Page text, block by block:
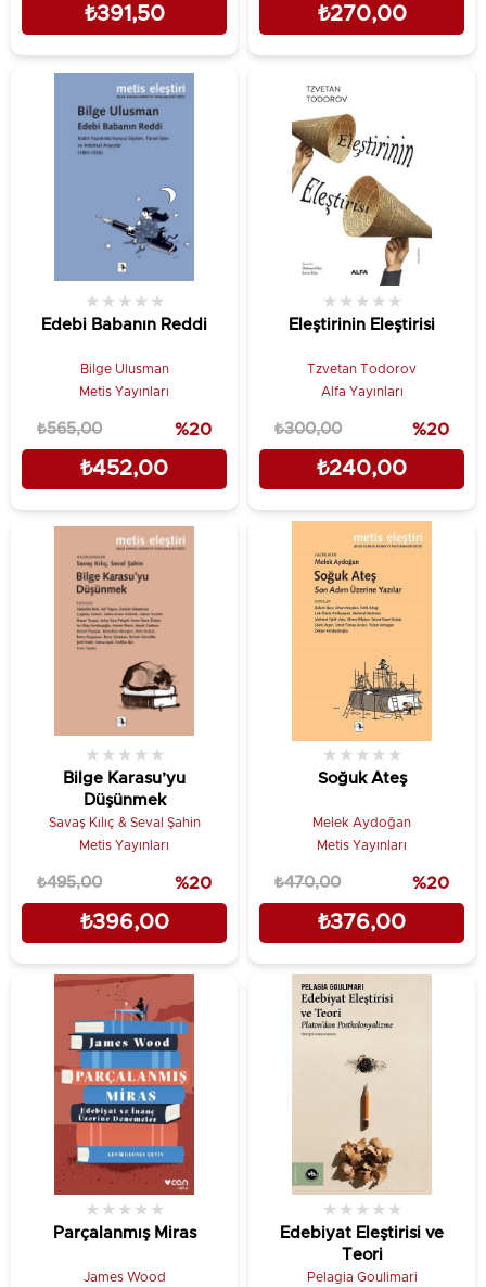
₺391,50 ₺270,00
Edebi Babanın Reddi
★ ★ ★ ★ ★
Bilge Ulusman
Metis Yayınları
₺452,00
₺565,00 %20
Eleştirinin Eleştirisi
★ ★ ★ ★ ★
Tzvetan Todorov
Alfa Yayınları
₺240,00
₺300,00 %20
Bilge Karasu’yu
Düşünmek
★ ★ ★ ★ ★
Savaş Kılıç & Seval Şahin
Metis Yayınları
₺396,00
₺495,00 %20
Soğuk Ateş
★ ★ ★ ★ ★
Melek Aydoğan
Metis Yayınları
₺376,00
₺470,00 %20
Parçalanmış Miras
★ ★ ★ ★ ★
James Wood
Edebiyat Eleştirisi ve
Teori
★ ★ ★ ★ ★
Pelagia Goulimari